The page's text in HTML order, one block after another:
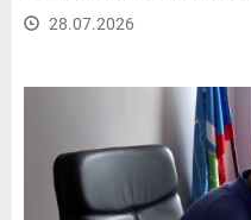
28.07.2026